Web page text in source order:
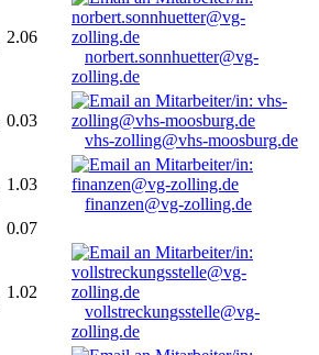
2.06
norbert.sonnhuetter@vg-
zolling.de
0.03
vhs-zolling@vhs-moosburg.de
1.03
finanzen@vg-zolling.de
0.07
1.02
vollstreckungsstelle@vg-
zolling.de